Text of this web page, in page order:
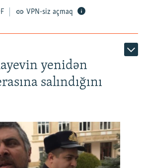
VPN-siz açmaq
yenidən
salındığını